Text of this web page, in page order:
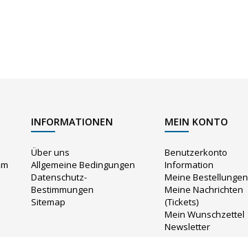
INFORMATIONEN
Über uns
Allgemeine Bedingungen
Datenschutz-
Bestimmungen
Sitemap
MEIN KONTO
Benutzerkonto
Information
Meine Bestellungen
Meine Nachrichten
(Tickets)
Mein Wunschzettel
Newsletter